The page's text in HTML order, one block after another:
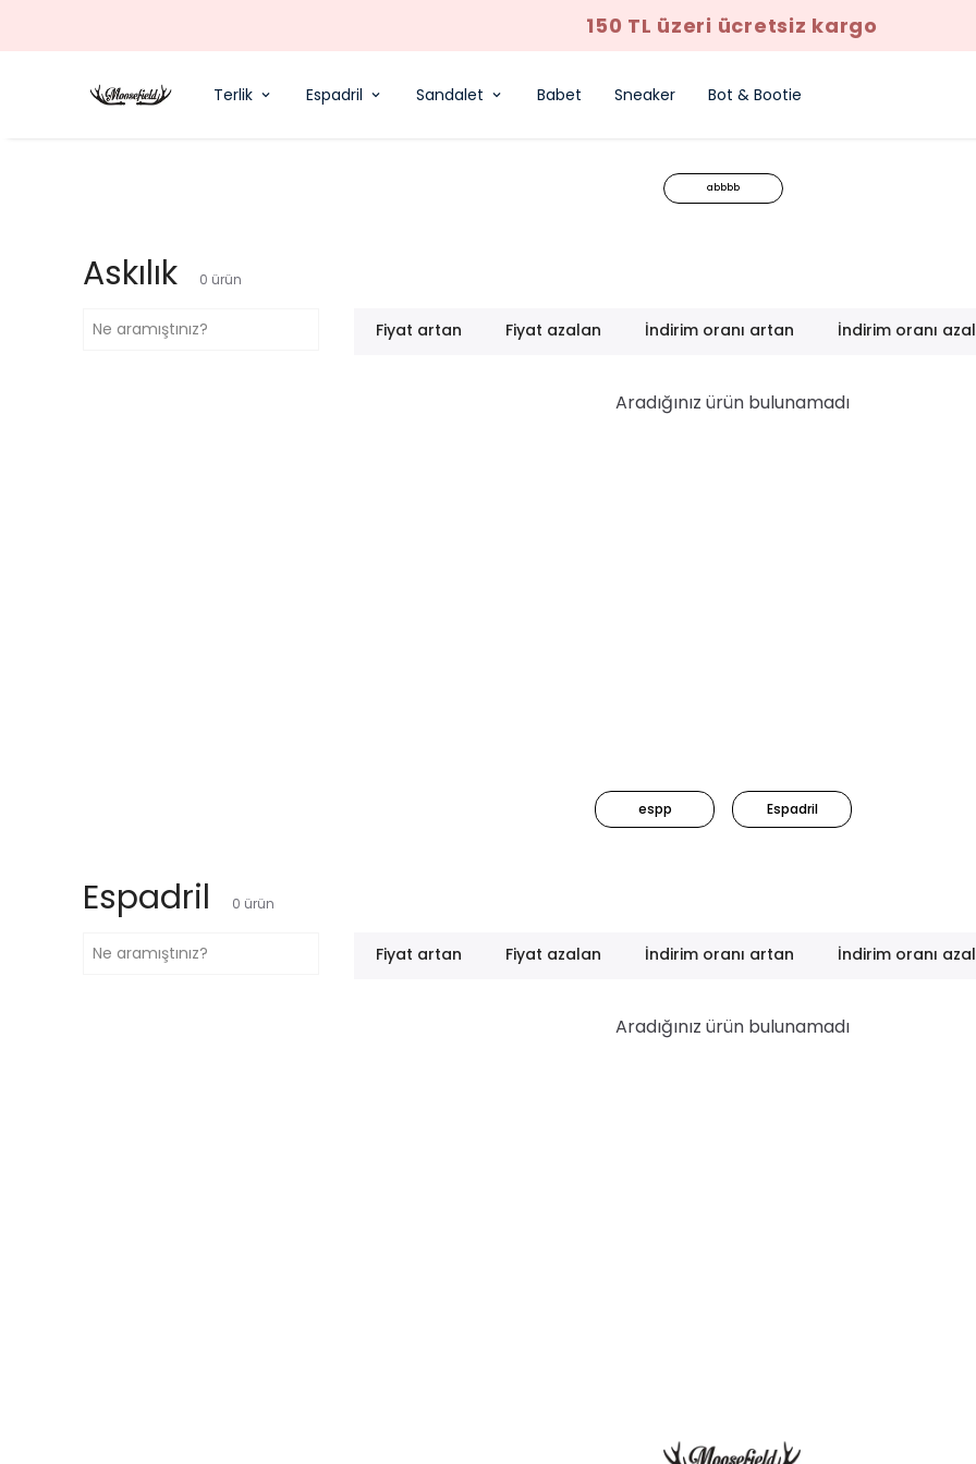
150 TL üzeri ücretsiz kargo
Terlik Espadril Sandalet Babet Sneaker Bot & Bootie
abbbb
Askılık 0 ürün
Fiyat artan Fiyat azalan İndirim oranı artan İndirim oranı
Aradığınız ürün bulunamadı
espp Espadril
Espadril 0 ürün
Fiyat artan Fiyat azalan İndirim oranı artan İndirim oranı
Aradığınız ürün bulunamadı